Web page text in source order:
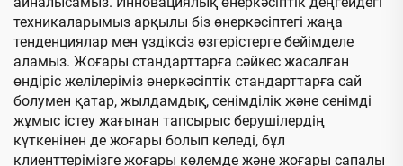
техникаларымыз арқылы біз өнеркәсіптегі жаңа
тенденциялар мен үздіксіз өзгерістерге бейімделе
аламыз. Жоғары стандарттарға сәйкес жасалған
өндіріс желілеріміз өнеркәсіптік стандарттарға сай
болумен қатар, жылдамдық, сенімділік және сенімді
жұмыс істеу жағынан тапсырыс берушілердің
күткенінен де жоғары болып келеді, бұл
клиенттерімізге жоғары көлемде және жоғары сапалы